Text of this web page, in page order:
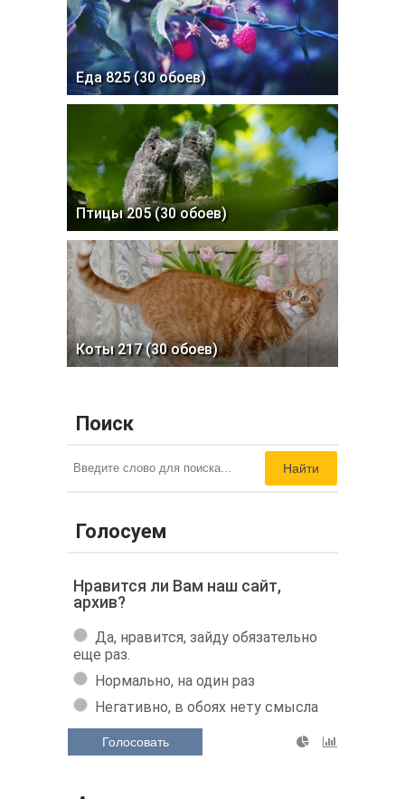
Еда 825 (30 обоев)
Птицы 205 (30 обоев)
Коты 217 (30 обоев)
Поиск
Найти
Голосуем
Нравится ли Вам наш сайт,
архив?
Да, нравится, зайду обязательно
еще раз.
Нормально, на один раз
Негативно, в обоях нету смысла
Голосовать